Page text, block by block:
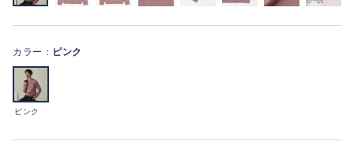
カラー： ピンク
ピンク